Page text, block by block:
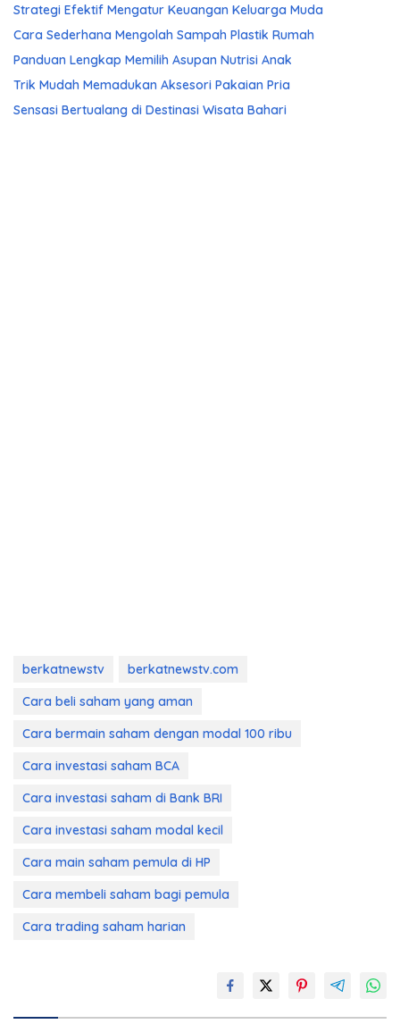
Strategi Efektif Mengatur Keuangan Keluarga Muda
Cara Sederhana Mengolah Sampah Plastik Rumah
Panduan Lengkap Memilih Asupan Nutrisi Anak
Trik Mudah Memadukan Aksesori Pakaian Pria
Sensasi Bertualang di Destinasi Wisata Bahari
berkatnewstv
berkatnewstv.com
Cara beli saham yang aman
Cara bermain saham dengan modal 100 ribu
Cara investasi saham BCA
Cara investasi saham di Bank BRI
Cara investasi saham modal kecil
Cara main saham pemula di HP
Cara membeli saham bagi pemula
Cara trading saham harian